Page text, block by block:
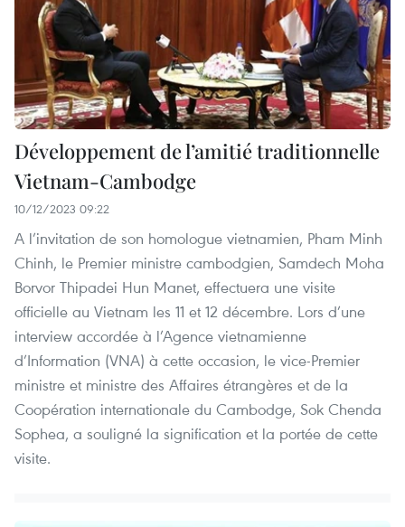
Développement de l’amitié traditionnelle
Vietnam-Cambodge
10/12/2023 09:22
A l’invitation de son homologue vietnamien, Pham Minh
Chinh, le Premier ministre cambodgien, Samdech Moha
Borvor Thipadei Hun Manet, effectuera une visite
officielle au Vietnam les 11 et 12 décembre. Lors d’une
interview accordée à l’Agence vietnamienne
d’Information (VNA) à cette occasion, le vice-Premier
ministre et ministre des Affaires étrangères et de la
Coopération internationale du Cambodge, Sok Chenda
Sophea, a souligné la signification et la portée de cette
visite.